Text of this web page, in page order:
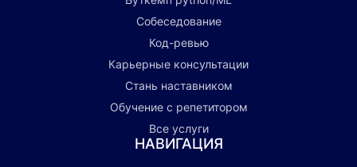
Собеседование
Код-ревью
Карьерные консультации
Стань наставником
Обучение с репетитором
Все услуги
НАВИГАЦИЯ